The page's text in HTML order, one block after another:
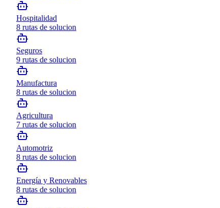
Hospitalidad
8 rutas de solucion
Seguros
9 rutas de solucion
Manufactura
8 rutas de solucion
Agricultura
7 rutas de solucion
Automotriz
8 rutas de solucion
Energía y Renovables
8 rutas de solucion